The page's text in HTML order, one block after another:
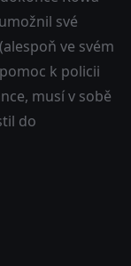
své
ve svém
k policii
musí v sobě
do